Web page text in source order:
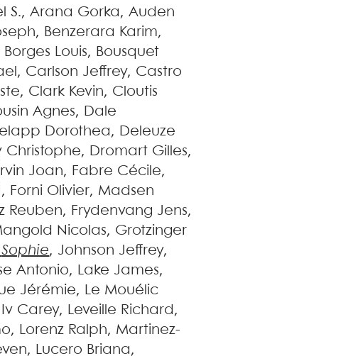
S.,Arana Gorka,Auden
, Benzerara Karim,
Borges Louis, Bousquet
, Carlson Jeffrey, Castro
, Clark Kevin, Cloutis
Agnes, Dale
Dorothea, Deleuze
Christophe, Dromart Gilles,
Joan, Fabre Cécile,
, Forni Olivier, Madsen
Reuben, Frydenvang Jens,
Nicolas, Grotzinger
Sophie, Johnson Jeffrey,
Antonio, Lake James,
Jérémie, Le Mouélic
Carey, Leveille Richard ,
, Lorenz Ralph, Martinez-
, Lucero Briana,